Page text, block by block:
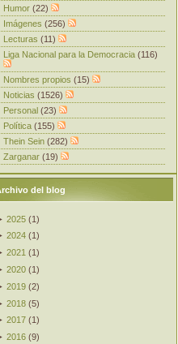
Humor (22)
Imágenes (256)
Lecturas (11)
Liga Nacional para la Democracia (116)
Nombres propios (15)
Noticias (1526)
Personal (23)
Política (155)
Thein Sein (282)
Zarganar (19)
del blog
2025 (1)
2024 (1 )
2021 (1)
2020 (1)
2019 (2)
2018 (5)
2017 (1 )
2016 (9)